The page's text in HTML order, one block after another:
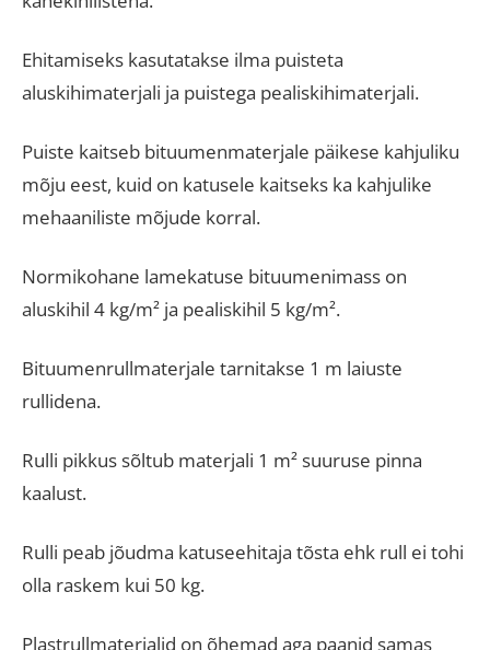
Ehitamiseks kasutatakse ilma puisteta
aluskihimaterjali ja puistega pealiskihimaterjali.
Puiste kaitseb bituumenmaterjale päikese kahjuliku
mõju eest, kuid on katusele kaitseks ka kahjulike
mehaaniliste mõjude korral.
Normikohane lamekatuse bituumenimass on
aluskihil 4 kg/m² ja pealiskihil 5 kg/m².
Bituumenrullmaterjale tarnitakse 1 m laiuste
rullidena.
Rulli pikkus sõltub materjali 1 m² suuruse pinna
kaalust.
Rulli peab jõudma katuseehitaja tõsta ehk rull ei tohi
olla raskem kui 50 kg.
Plastrullmaterjalid on õhemad aga paanid samas